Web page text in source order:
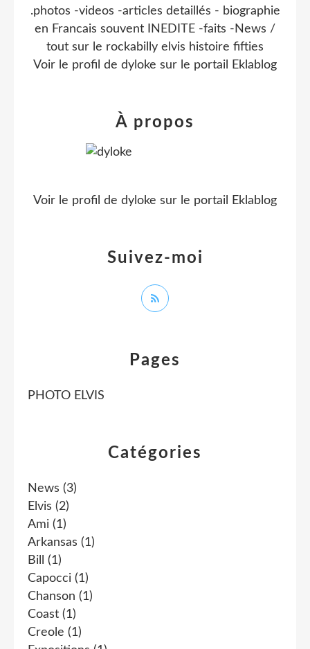
Catégories
News (3)
Elvis (2)
Ami (1)
Arkansas (1)
Bill
(1)
Capocci (1)
Chanson (1)
Coast (1)
Creole (1)
Pages
PHOTO ELVIS
.photos -videos -articles detaillés - biographie
en Francais souvent INEDITE -faits -News /
tout sur le rockabilly elvis histoire fifties
Voir le profil de dyloke sur le portail Eklablog
Suivez-moi
À propos
Voir le profil de dyloke sur le portail Eklablog